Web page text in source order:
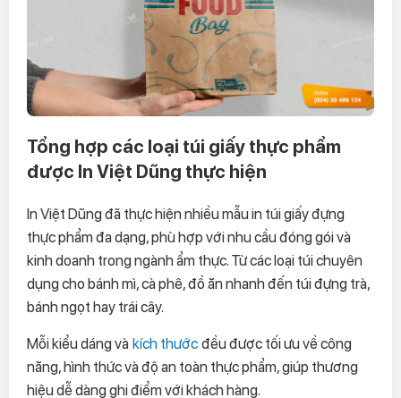
Tổng hợp các loại túi giấy thực phẩm
được In Việt Dũng thực hiện
In Việt Dũng đã thực hiện nhiều mẫu in túi giấy đựng
thực phẩm đa dạng, phù hợp với nhu cầu đóng gói và
kinh doanh trong ngành ẩm thực. Từ các loại túi chuyên
dụng cho bánh mì, cà phê, đồ ăn nhanh đến túi đựng trà,
bánh ngọt hay trái cây.
Mỗi kiểu dáng và kích thước đều được tối ưu về công
năng, hình thức và độ an toàn thực phẩm, giúp thương
hiệu dễ dàng ghi điểm với khách hàng.